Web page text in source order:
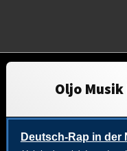
Oljo
Deutsch-Rap in der